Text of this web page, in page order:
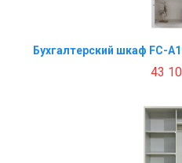
Бухгалтерский шкаф FC-
43